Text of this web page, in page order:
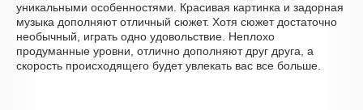
уникальными особенностями. Красивая картинка и задорная
музыка дополняют отличный сюжет. Хотя сюжет достаточно
необычный, играть одно удовольствие. Неплохо
продуманные уровни, отлично дополняют друг друга, а
скорость происходящего будет увлекать вас все больше.